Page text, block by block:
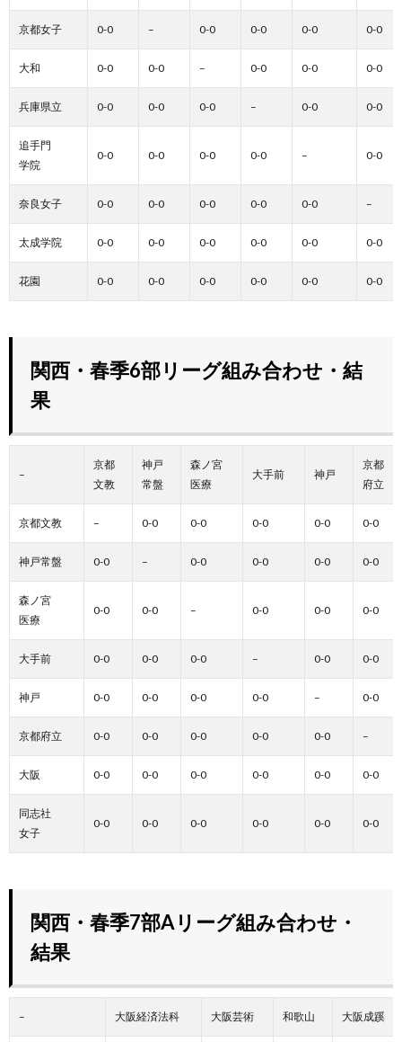
京都女子 0-0 – 0-0 0-0 0-0 0-0
大和 0-0 0-0 – 0-0 0-0 0-0
兵庫県立 0-0 0-0 0-0 – 0-0 0-0
追手門
学院
0-0 0-0 0-0 0-0 – 0-0
奈良女子 0-0 0-0 0-0 0-0 0-0 –
太成学院 0-0 0-0 0-0 0-0 0-0 0-0
花園 0-0 0-0 0-0 0-0 0-0 0-0
関西・春季6部リーグ組み合わせ・結
果
–
京都
文教
神戸
常盤
森ノ宮
医療
大手前 神戸
京都
府立
京都文教 – 0-0 0-0 0-0 0-0 0-0
神戸常盤 0-0 – 0-0 0-0 0-0 0-0
森ノ宮
医療
0-0 0-0 – 0-0 0-0 0-0
大手前 0-0 0-0 0-0 – 0-0 0-0
神戸 0-0 0-0 0-0 0-0 – 0-0
京都府立 0-0 0-0 0-0 0-0 0-0 –
大阪 0-0 0-0 0-0 0-0 0-0 0-0
同志社
女子
0-0 0-0 0-0 0-0 0-0 0-0
関西・春季7部Aリーグ組み合わせ・
結果
– 大阪経済法科 大阪芸術 和歌山 大阪成蹊